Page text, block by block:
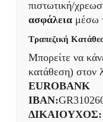
πιστωτική/
ασφάλειαμέσω
Τραπεζική
Μπορείτε να
κατάθεση) στον
EUROBANK
IBAN:
ΔΙΚΑΙΟΥΧΟΣ: